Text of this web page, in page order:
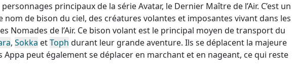
principaux de la série Avatar, le Dernier Maître de l’Air. C’est un
nom de bison du ciel, des créatures volantes et imposantes vivant dans les
Nomades de l’Air. Ce bison volant est le principal moyen de transport du
, Sokka etToph durant leur grande aventure. Ils se déplacent la majeure
Appa peut également se déplacer en marchant et en nageant, ce qui reste